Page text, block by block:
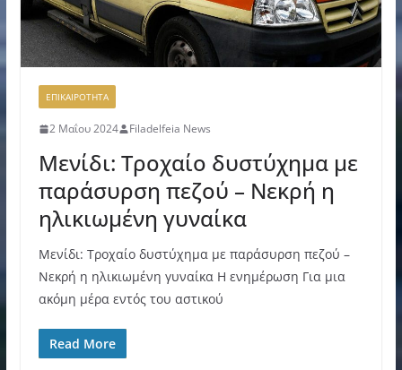
ΕΠΙΚΑΙΡΟΤΗΤΑ
2 Μαΐου 2024 Filadelfeia News
Μενίδι: Τροχαίο δυστύχημα με
παράσυρση πεζού – Νεκρή η
ηλικιωμένη γυναίκα
Μενίδι: Τροχαίο δυστύχημα με παράσυρση πεζού –
Νεκρή η ηλικιωμένη γυναίκα Η ενημέρωση Για μια
ακόμη μέρα εντός του αστικού
Read More